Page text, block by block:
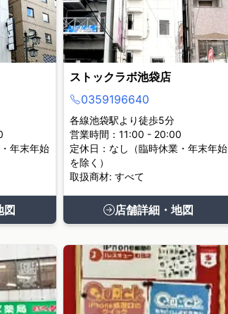
年末年始
図
ストックラボ池袋店
0359196640
各線池袋駅より徒歩5分
営業時間：11:00 - 20:00
定休日：なし（臨時休業・年末年始
を除く）
取扱商材: すべて
店舗詳細・地図